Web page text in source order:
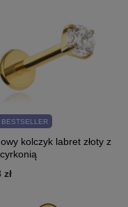
BESTSELLER
kolczyk labret złoty z
zł